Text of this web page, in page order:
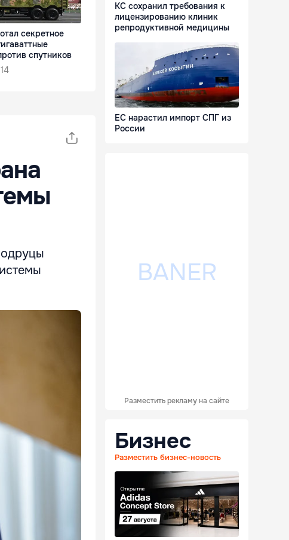
секретное
спутников
КС сохранил требования к
лицензированию клиник
репродуктивной медицины
ЕС нарастил импорт СПГ из
России
Разместить рекламу на сайте
Бизнес
Разместить бизнес-новость